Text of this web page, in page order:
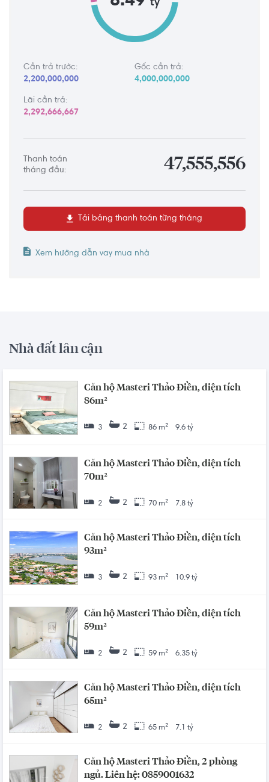
tỷ
Cần trả trước:
2,200,000,000
Gốc cần trả:
4,000,000,000
Lãi cần trả:
2,292,666,667
Thanh toán
tháng đầu:
47,555,556
Tải bảng thanh toán từng tháng
Xem hướng dẫn vay mua nhà
Nhà đất lân cận
Căn hộ Masteri Thảo Điền, diện tích
86m²
3 2 86 m² 9.6 tỷ
Căn hộ Masteri Thảo Điền, diện tích
70m²
2 2 70 m² 7.8 tỷ
Căn hộ Masteri Thảo Điền, diện tích
93m²
3 2 93 m² 10.9 tỷ
Căn hộ Masteri Thảo Điền, diện tích
59m²
2 2 59 m² 6.35 tỷ
Căn hộ Masteri Thảo Điền, diện tích
65m²
2 2 65 m² 7.1 tỷ
Căn hộ Masteri Thảo Điền, 2 phòng
ngủ. Liên hệ: 0859001632